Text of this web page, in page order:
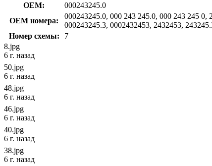
OEM:
000243245.0
OEM номера:
000243245.0, 000 243 245.0, 000 243 245 0,
000243245.3, 0002432453, 2432453,
Номер схемы:
7
8.jpg
6 г. назад
50.jpg
6 г. назад
48.jpg
6 г. назад
46.jpg
6 г. назад
40.jpg
6 г. назад
38.jpg
6 г. назад